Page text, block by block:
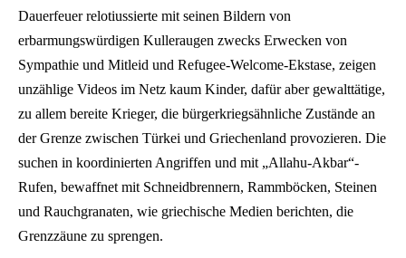
Dauerfeuer relotiussierte mit seinen Bildern von
erbarmungswürdigen Kulleraugen zwecks Erwecken von
Sympathie und Mitleid und Refugee-Welcome-Ekstase, zeigen
unzählige Videos im Netz kaum Kinder, dafür aber gewalttätige,
zu allem bereite Krieger, die bürgerkriegsähnliche Zustände an
der Grenze zwischen Türkei und Griechenland provozieren. Die
suchen in koordinierten Angriffen und mit „Allahu-Akbar“-
Rufen, bewaffnet mit Schneidbrennern, Rammböcken, Steinen
und Rauchgranaten, wie griechische Medien berichten, die
Grenzzäune zu sprengen.